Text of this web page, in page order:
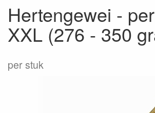
Hertengewei -
XXL (276 - 350
per stuk